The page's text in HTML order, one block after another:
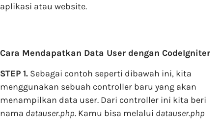
aplikasi atau website.
Cara Mendapatkan Data User dengan CodeIgniter
STEP 1. Sebagai contoh seperti dibawah ini, kita
menggunakan sebuah controller baru yang akan
menampilkan data user. Dari controller ini kita beri
nama datauser.php. Kamu bisa melalui datauser.php